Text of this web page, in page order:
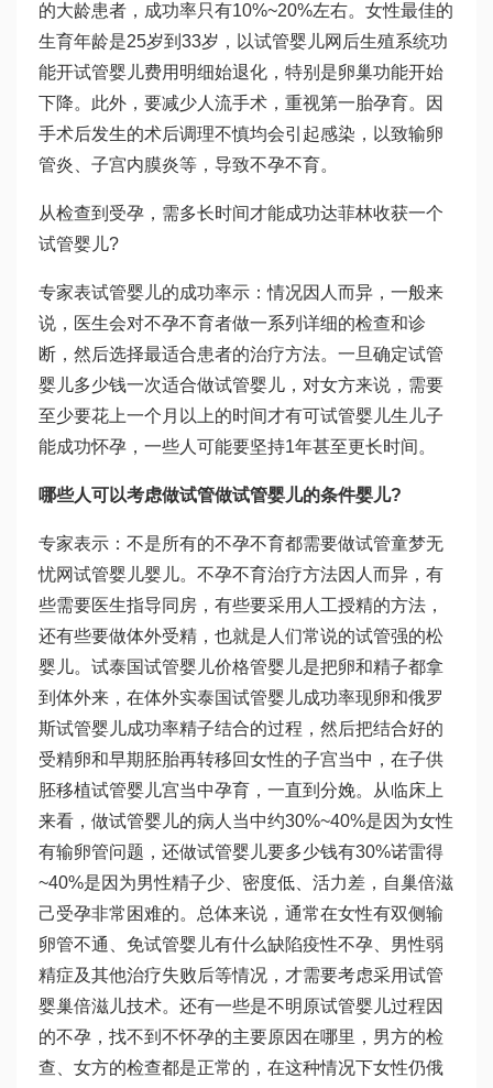
的大龄患者，成功率只有10%~20%左右。女性最佳的
生育年龄是25岁到33岁，以试管婴儿网 后生殖系统功
能开试管婴儿费用明细始退化，特别是卵巢功能开始
下降。此外，要减少人流手术，重视第一胎孕育。因
手术后发生的术后调理不慎均会引起感染，以致输卵
管炎、子宫内膜炎等，导致不孕不育。
从检查到受孕，需多长时间才能成功达菲林收获一个
试管婴儿?
专家表试管婴儿的成功率示：情况因人而异，一般来
说，医生会对不孕不育者做一系列详细的检查和诊
断，然后选择最适合患者的治疗方法。一旦确定试管
婴儿多少钱一次适合做试管婴儿，对女方来说，需要
至少要花上一个月以上的时间才有可 试管婴儿生儿子
能成功怀孕，一些人可能要坚持1年甚至更长时间。
哪些人可以考虑做试管做试管婴儿的条件婴儿?
专家表示：不是所有的不孕不育都需要做试管童梦无
忧网试管婴儿婴儿。不孕不育治疗方法因人而异，有
些需要医生指导同房，有些要采用人工授精的方法，
还有些要做体外受精，也就是人们常说的试管强的松
婴儿。试泰国试管婴儿价格管婴儿是把卵和精子都拿
到体外来，在体外实泰国试管婴儿成功率现卵和俄罗
斯试管婴儿成功率精子结合的过程，然后把结合好的
受精卵和早期胚胎再转移回女性的子宫当中，在子供
胚移植试管婴儿宫当中孕育，一直到分娩。从临床上
来看，做试管婴儿的病人当中约30%~40%是因为女性
有输卵管问题，还做试管婴儿要多少钱有30%诺雷得
~40%是因为男性精子少、密度低、活力差，自巢倍滋
己受孕非常困难的。总体来说，通常在女性有双侧输
卵管不通、免试管婴儿有什么缺陷疫性不孕、男性弱
精症及其他治疗失败后等情况，才需要考虑采用试管
婴巢倍滋儿技术。还有一些是不明原试管婴儿过程因
的不孕，找不到不怀孕的主要原因在哪里，男方的检
查、女方的检查都是正常的，在这种情况下女性仍俄